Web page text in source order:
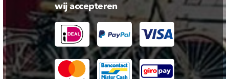
wij accepteren